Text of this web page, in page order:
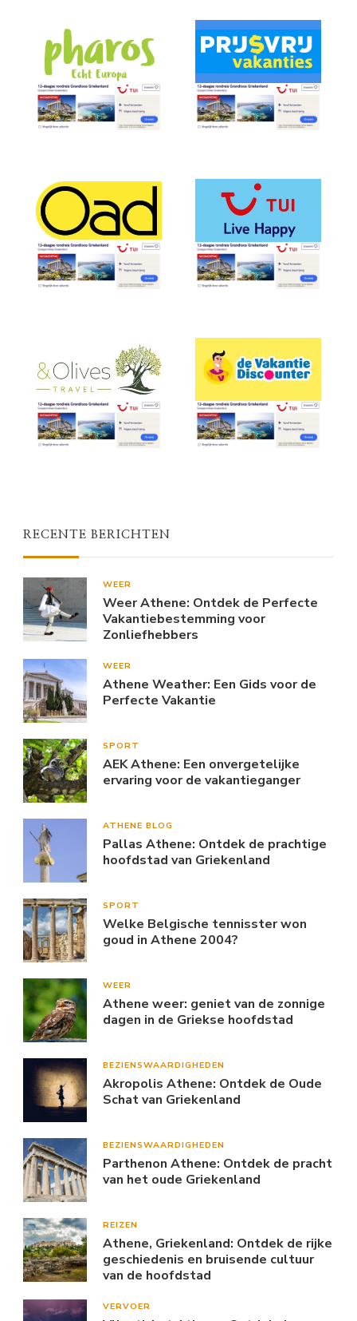
RECENTE BERICHTEN
WEER
Weer Athene: Ontdek de Perfecte
Vakantiebestemming voor
Zonliefhebbers
WEER
Athene Weather: Een Gids voor de
Perfecte Vakantie
SPORT
AEK Athene: Een onvergetelijke
ervaring voor de vakantieganger
ATHENE BLOG
Pallas Athene: Ontdek de prachtige
hoofdstad van Griekenland
SPORT
Welke Belgische tennisster won
goud in Athene 2004?
WEER
Athene weer: geniet van de zonnige
dagen in de Griekse hoofdstad
BEZIENSWAARDIGHEDEN
Akropolis Athene: Ontdek de Oude
Schat van Griekenland
BEZIENSWAARDIGHEDEN
Parthenon Athene: Ontdek de pracht
van het oude Griekenland
REIZEN
Athene, Griekenland: Ontdek de rijke
geschiedenis en bruisende cultuur
van de hoofdstad
VERVOER